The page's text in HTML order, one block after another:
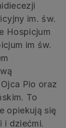
im. św.
Hospicjum
im św.
Pio oraz
To
opiekują się
i dziećmi.